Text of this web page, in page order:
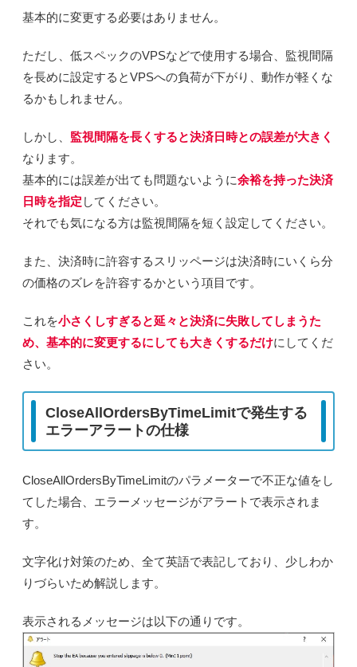
基本的に変更する必要はありません。
ただし、低スペックのVPSなどで使用する場合、監視間隔
を長めに設定するとVPSへの負荷が下がり、動作が軽くな
るかもしれません。
しかし、 監視間隔を長くすると決済日時との誤差が大きく
なります。
基本的には誤差が出ても問題ないように余裕を持った決済
日時を指定 してください。
それでも気になる方は監視間隔を短く設定してください。
また、決済時に許容するスリッページは決済時にいくら分
の価格のズレを許容するかという項目です。
これを小さくしすぎると延々と決済に失敗してしまうた
め、基本的に変更するにしても大きくするだけにしてくだ
さい。
CloseAllOrdersByTimeLimitで発生する
エラーアラートの仕様
CloseAllOrdersByTimeLimitのパラメーターで不正な値をし
てした場合、エラーメッセージがアラートで表示されま
す。
文字化け対策のため、全て英語で表記しており、少しわか
りづらいため解説します。
表示されるメッセージは以下の通りです。